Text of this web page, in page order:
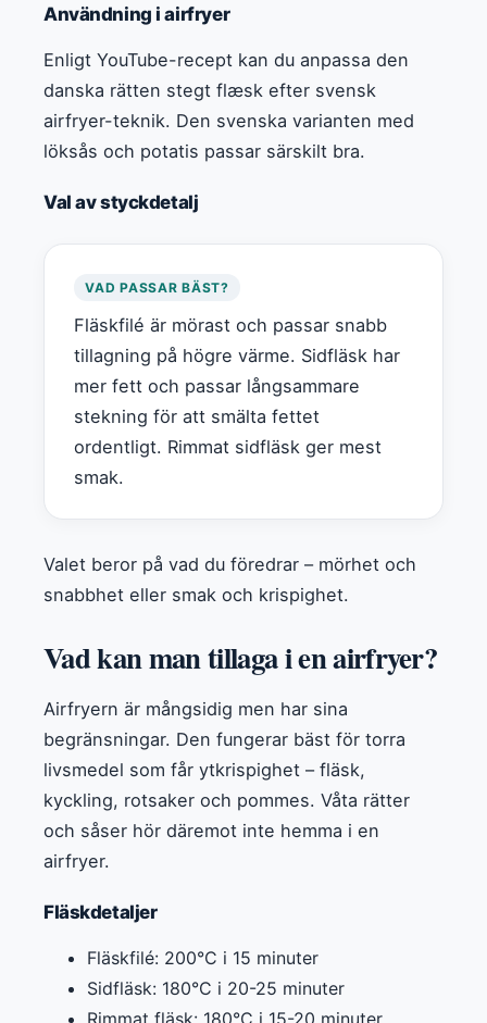
Användning i airfryer
Enligt YouTube-recept kan du anpassa den
danska rätten stegt flæsk efter svensk
airfryer-teknik. Den svenska varianten med
löksås och potatis passar särskilt bra.
Val av styckdetalj
VAD PASSAR BÄST?
Fläskfilé är mörast och passar snabb
tillagning på högre värme. Sidfläsk har
mer fett och passar långsammare
stekning för att smälta fettet
ordentligt. Rimmat sidfläsk ger mest
smak.
Valet beror på vad du föredrar – mörhet och
snabbhet eller smak och krispighet.
Vad kan man tillaga i en airfryer?
Airfryern är mångsidig men har sina
begränsningar. Den fungerar bäst för torra
livsmedel som får ytkrispighet – fläsk,
kyckling, rotsaker och pommes. Våta rätter
och såser hör däremot inte hemma i en
airfryer.
Fläskdetaljer
Fläskfilé: 200°C i 15 minuter
Sidfläsk: 180°C i 20-25 minuter
Rimmat fläsk: 180°C i 15-20 minuter